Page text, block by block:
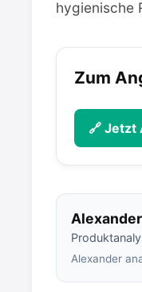
hygienische
Zum
🔗 Jetzt
Alexander